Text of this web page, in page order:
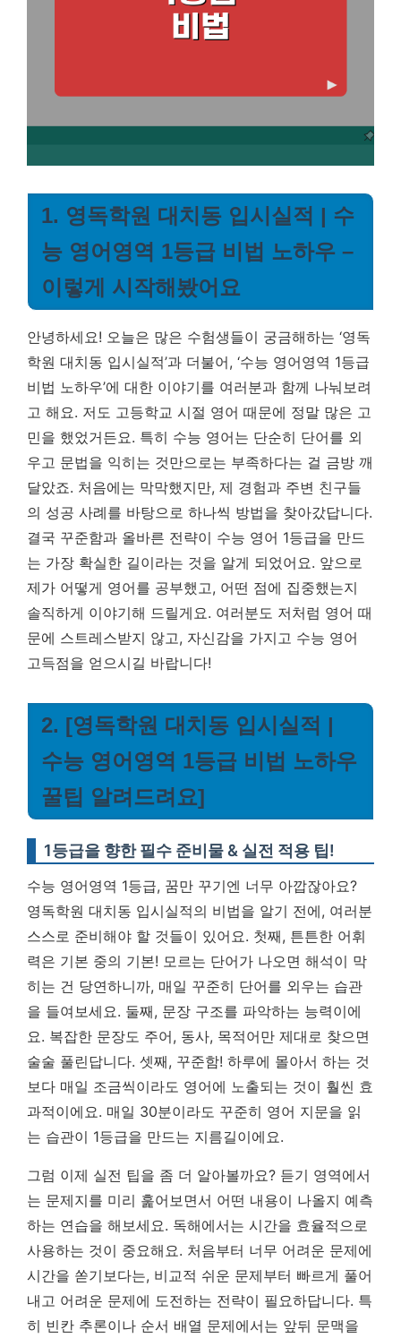
1. 영독학원 대치동 입시실적 | 수
능 영어영역 1등급 비법 노하우 –
이렇게 시작해봤어요
안녕하세요! 오늘은 많은 수험생들이 궁금해하는 ‘영독
학원 대치동 입시실적’과 더불어, ‘수능 영어영역 1등급
비법 노하우’에 대한 이야기를 여러분과 함께 나눠보려
고 해요. 저도 고등학교 시절 영어 때문에 정말 많은 고
민을 했었거든요. 특히 수능 영어는 단순히 단어를 외
우고 문법을 익히는 것만으로는 부족하다는 걸 금방 깨
달았죠. 처음에는 막막했지만, 제 경험과 주변 친구들
의 성공 사례를 바탕으로 하나씩 방법을 찾아갔답니다.
결국 꾸준함과 올바른 전략이 수능 영어 1등급을 만드
는 가장 확실한 길이라는 것을 알게 되었어요. 앞으로
제가 어떻게 영어를 공부했고, 어떤 점에 집중했는지
솔직하게 이야기해 드릴게요. 여러분도 저처럼 영어 때
문에 스트레스받지 않고, 자신감을 가지고 수능 영어
고득점을 얻으시길 바랍니다!
2. [영독학원 대치동 입시실적 |
수능 영어영역 1등급 비법 노하우
꿀팁 알려드려요]
1등급을 향한 필수 준비물 & 실전 적용 팁!
수능 영어영역 1등급, 꿈만 꾸기엔 너무 아깝잖아요?
영독학원 대치동 입시실적의 비법을 알기 전에, 여러분
스스로 준비해야 할 것들이 있어요. 첫째, 튼튼한 어휘
력은 기본 중의 기본! 모르는 단어가 나오면 해석이 막
히는 건 당연하니까, 매일 꾸준히 단어를 외우는 습관
을 들여보세요. 둘째, 문장 구조를 파악하는 능력이에
요. 복잡한 문장도 주어, 동사, 목적어만 제대로 찾으면
술술 풀린답니다. 셋째, 꾸준함! 하루에 몰아서 하는 것
보다 매일 조금씩이라도 영어에 노출되는 것이 훨씬 효
과적이에요. 매일 30분이라도 꾸준히 영어 지문을 읽
는 습관이 1등급을 만드는 지름길이에요.
그럼 이제 실전 팁을 좀 더 알아볼까요? 듣기 영역에서
는 문제지를 미리 훑어보면서 어떤 내용이 나올지 예측
하는 연습을 해보세요. 독해에서는 시간을 효율적으로
사용하는 것이 중요해요. 처음부터 너무 어려운 문제에
시간을 쏟기보다는, 비교적 쉬운 문제부터 빠르게 풀어
내고 어려운 문제에 도전하는 전략이 필요하답니다. 특
히 빈칸 추론이나 순서 배열 문제에서는 앞뒤 문맥을